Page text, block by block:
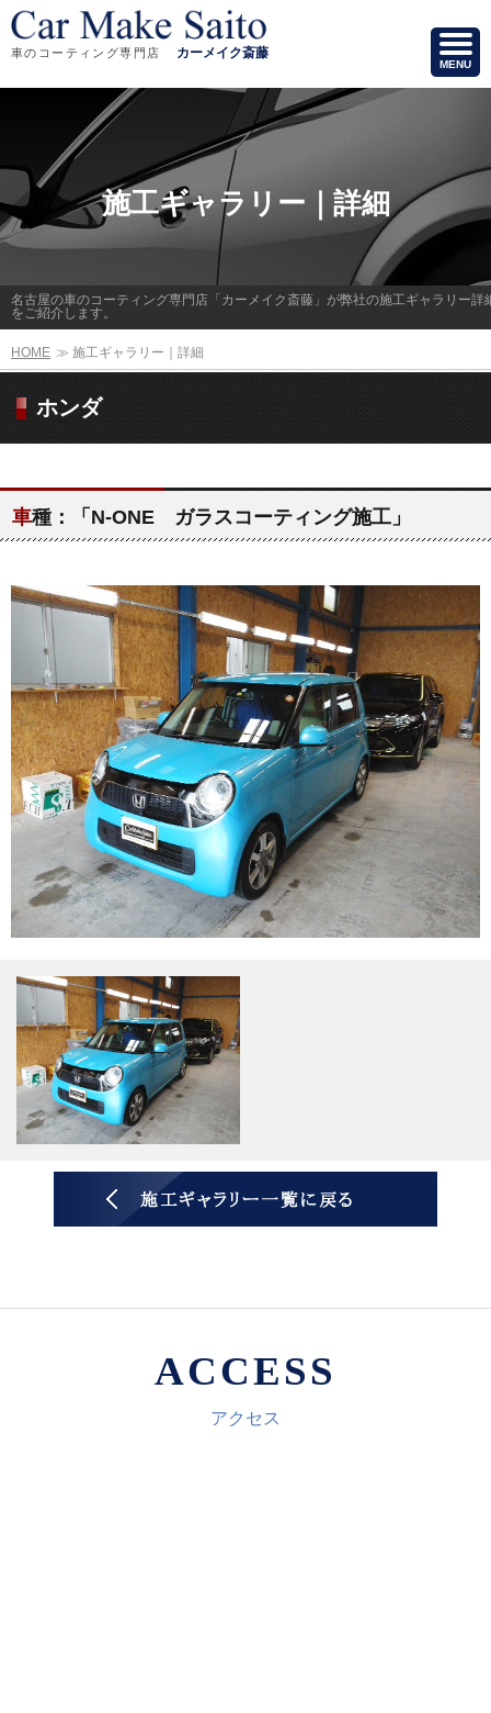
車のコーティング専門店 カーメイク斎藤
MENU
名古屋の車のコーティング専門店「カーメイク斎藤」が弊社の施工ギャラリー詳
をご紹介します。
施工ギャラリー｜詳細
HOME ≫ 施工ギャラリー｜詳細
ホンダ
車種：「N-ONE ガラスコーティング施工」
ACCESS
アクセス